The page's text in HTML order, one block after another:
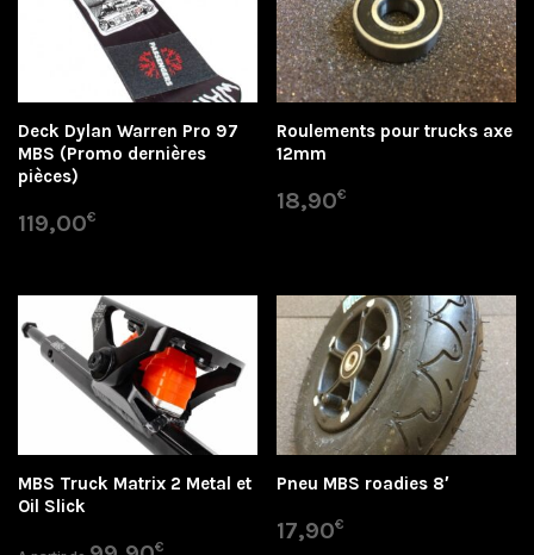
Deck Dylan Warren Pro 97
MBS (Promo dernières
pièces)
119,00€
Roulements pour trucks axe
12mm
18,90€
MBS Truck Matrix 2 Metal et
Oil Slick
€
Pneu MBS roadies 8′
17,90€